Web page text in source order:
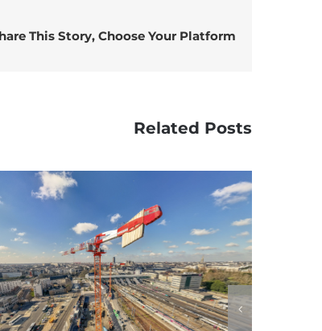
This Story, Choose Your Platform!
Related Posts